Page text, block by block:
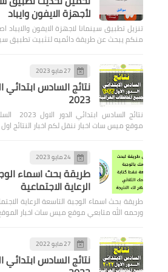
لأجهزة الايفون وايباد
تنزيل تطبيق سينمانا لاجهزة الايفون والايباد
منكم يبحث عن طريقة دائميه لتثبيت تطبيق
27 مايو 2023
نتائج السادس ابتدائي
2023
نتائج
موقع ميس سات اخبار ننقل لكم اخبار النتائج
24 مايو 2023
طريقة بحث اسماء
الرعاية الاجتماعية
طريقة بحث اسماء الوجبة التاسعة الرعاية
ورحمه الله متابعي موقع ميس سات اخبار
27 مايو 2022
نتائج السادس ابتدائي
اسماء االرعاية الاجتماعية
محافظة بابل وجبة
قبول قرارات الاعتراض
والتظلمات
اخبار العامة
بورصة الكفاح